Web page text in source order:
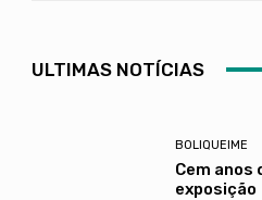
ULTIMAS NOTÍCIAS
BOLIQUEIME
Cem anos
exposição